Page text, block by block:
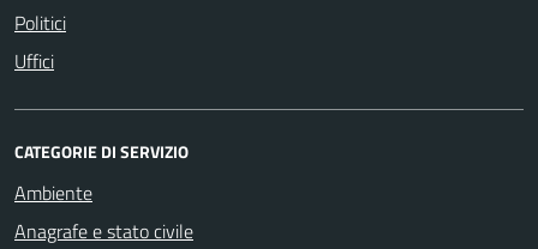
Politici
Uffici
CATEGORIE DI SERVIZIO
Ambiente
Anagrafe e stato civile